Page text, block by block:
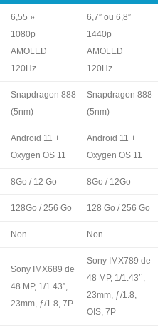
6,55 »
1080p
AMOLED
120Hz
6,7″ ou 6,8″
1440p
AMOLED
120Hz
Snapdragon 888
(5nm)
Snapdragon 888
(5nm)
Android 11 +
Oxygen OS 11
Android 11 +
Oxygen OS 11
8Go / 12 Go 8Go / 12Go
128Go / 256 Go 128 Go / 256 Go
Non Non
Sony IMX689 de
48 MP, 1/1.43”,
23mm, ƒ/1.8, 7P
Sony IMX789 de
48 MP, 1/1.43’’,
23mm, ƒ/1.8,
OIS, 7P